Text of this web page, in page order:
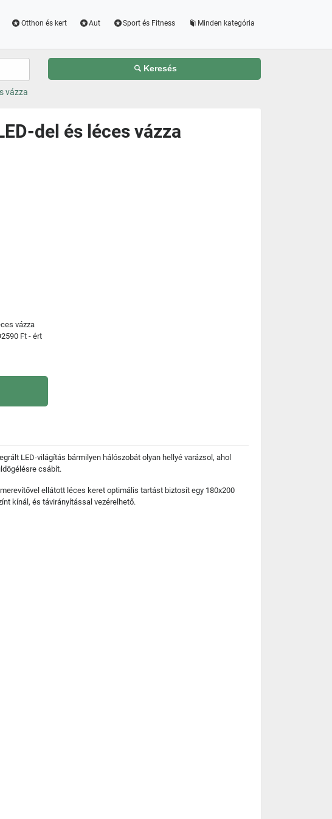
Otthon és kert Aut Sport és Fitness Minden kategória
Keresés
vázza
del és léces vázza
vázza
Ft - ért
LED-világítás bármilyen hálószobát olyan hellyé varázsol, ahol
csábít.
ellátott léces keret optimális tartást biztosít egy 180x200
kínál, és távirányítással vezérelhető.